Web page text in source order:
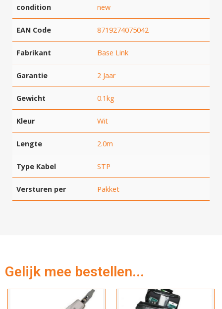
condition new
EAN Code 8719274075042
Fabrikant Base Link
Garantie 2 Jaar
Gewicht 0.1kg
Kleur Wit
Lengte 2.0m
Type Kabel STP
Versturen per Pakket
Gelijk mee bestellen...